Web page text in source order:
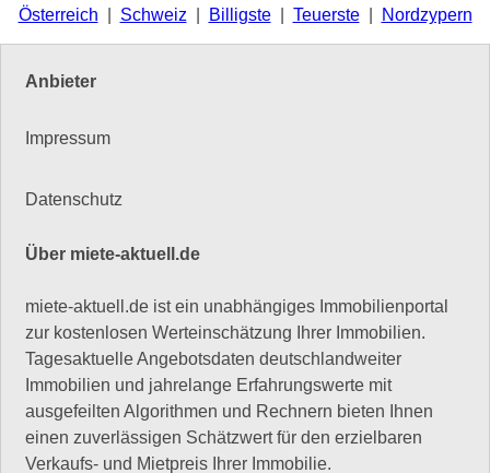
Österreich Schweiz Billigste| Teuerste| Nordzypern
Anbieter
Impressum
Datenschutz
Über miete-aktuell.de
miete-aktuell.de ist ein unabhängiges Immobilienportal
zur kostenlosen Werteinschätzung Ihrer Immobilien.
Tagesaktuelle Angebotsdaten deutschlandweiter
Immobilien und jahrelange Erfahrungswerte mit
ausgefeilten Algorithmen und Rechnern bieten Ihnen
einen zuverlässigen Schätzwert für den erzielbaren
Verkaufs- und Mietpreis Ihrer Immobilie.